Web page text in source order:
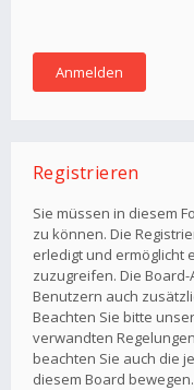
Registrieren
Sie müssen in diesem
zu können. Die
erledigt und ermöglicht
zuzugreifen. Die
Benutzern auch
Beachten Sie bitte
verwandten
beachten Sie auch die
diesem Board bewegen.